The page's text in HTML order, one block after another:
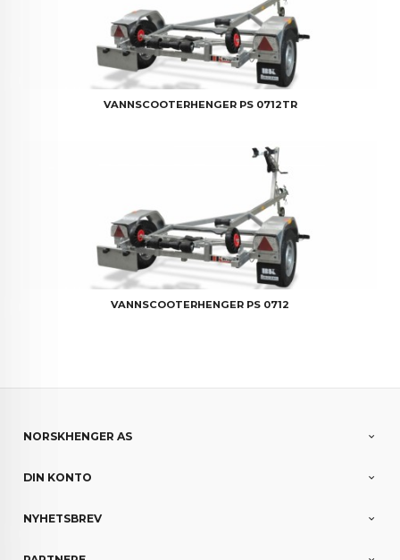
VANNSCOOTERHENGER PS 0712TR
VANNSCOOTERHENGER PS 0712
NORSKHENGER AS
DIN KONTO
NYHETSBREV